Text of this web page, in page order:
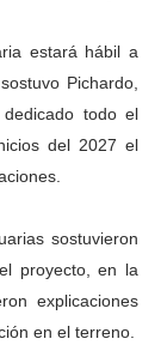
estará hábil a
Pichardo,
todo el
del 2027 el
sostuvieron
proyecto, en la
explicaciones
en el terreno.